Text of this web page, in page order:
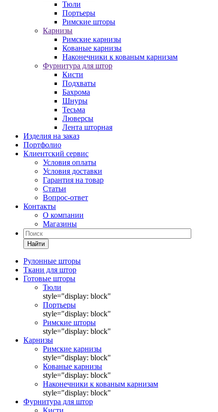
Тюли
Портьеры
Римские шторы
Карнизы
Римские карнизы
Кованые карнизы
Наконечники к кованым карнизам
Фурнитура для штор
Кисти
Подхваты
Бахрома
Шнуры
Тесьма
Люверсы
Лента шторная
Изделия на заказ
Портфолио
Клиентский сервис
Условия оплаты
Условия доставки
Гарантия на товар
Статьи
Вопрос-ответ
Контакты
О компании
Магазины
Найти
Рулонные шторы
Ткани для штор
Готовые шторы
Тюли
style="display: block"
Портьеры
style="display: block"
Римские шторы
style="display: block"
Карнизы
Римские карнизы
style="display: block"
Кованые карнизы
style="display: block"
Наконечники к кованым карнизам
style="display: block"
Фурнитура для штор
Кисти